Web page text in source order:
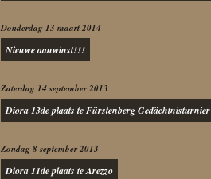
Donderdag 13 maart 2014
Nieuwe aanwinst!!!
Zaterdag 14 september 2013
Diora 13de plaats te Fürstenberg Gedächtnisturnier
Zondag 8 september 2013
Diora 11de plaats te Arezzo